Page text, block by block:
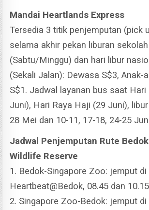
Mandai Heartlands Express
Tersedia 3 titik penjemputan (pick
selama akhir pekan liburan sekolah
(Sabtu/Minggu) dan hari libur
(Sekali Jalan): Dewasa S$3, Anak-
S$1. Jadwal layanan bus saat
Juni), Hari Raya Haji (29 Juni),
28 Mei dan 10-11, 17-18, 24-25
Jadwal Penjemputan Rute
Wildlife Reserve
1. Bedok-Singapore Zoo: jemput di
Heartbeat@Bedok, 08.45 dan
2. Singapore Zoo-Bedok: jemput